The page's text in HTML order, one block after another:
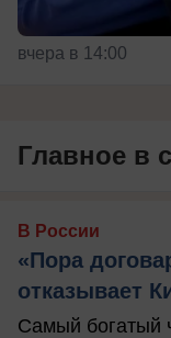
вчера в 14:00
Главное в
В России
«Пора
отказывает
Самый богатый